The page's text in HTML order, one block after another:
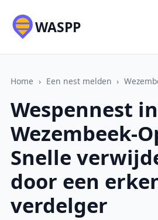
WASPP
Home › Een nest melden ›
Wespennest in
Wezembeek-
Snelle
door een
verdelger